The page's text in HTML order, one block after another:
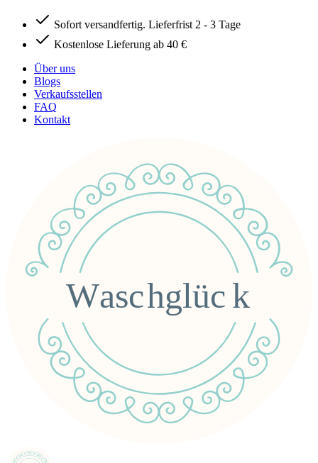
Sofort versandfertig. Lieferfrist 2 - 3 Tage
Kostenlose Lieferung ab 40 €
Über uns
Blogs
Verkaufsstellen
FAQ
Kontakt